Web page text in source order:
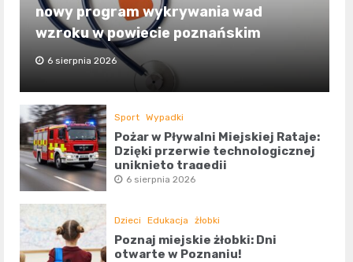
nowy program wykrywania wad
wzroku w powiecie poznańskim
6 sierpnia 2026
Sport Wypadki
Pożar w Pływalni Miejskiej Rataje:
Dzięki przerwie technologicznej
uniknięto tragedii
6 sierpnia 2026
Dzieci Edukacja żłobki
Poznaj miejskie żłobki: Dni
otwarte w Poznaniu!